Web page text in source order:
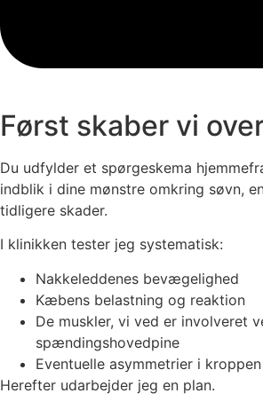
Først skaber vi
Du udfylder et spørgeskema
indblik i dine mønstre omkring søvn,
tidligere skader.
I klinikken tester jeg systematisk:
Nakkeleddenes bevægelighed
Kæbens belastning og reaktion
De muskler, vi ved er involveret
spændingshovedpine
Eventuelle asymmetrier i kroppen
Herefter udarbejder jeg en plan.